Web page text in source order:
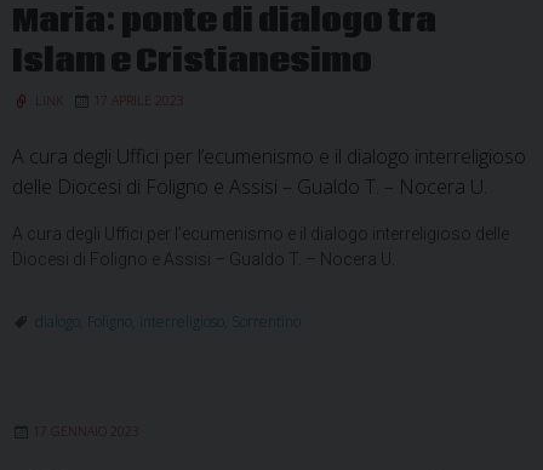
Maria: ponte di dialogo tra
Islam e Cristianesimo
LINK 17 APRILE 2023
A cura degli Uffici per l’ecumenismo e il dialogo interreligioso
delle Diocesi di Foligno e Assisi – Gualdo T. – Nocera U.
A cura degli Uffici per l’ecumenismo e il dialogo interreligioso delle
Diocesi di Foligno e Assisi – Gualdo T. – Nocera U.
dialogo Foligno interreligioso Sorrentino
17 GENNAIO 2023